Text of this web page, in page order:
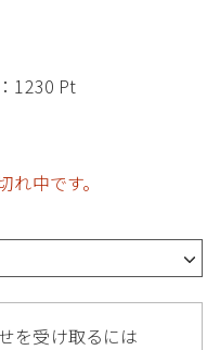
1230 Pt
中です。
を受け取るには